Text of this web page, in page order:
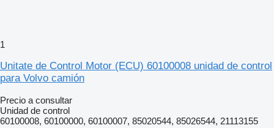
1
Unitate de Control Motor (ECU) 60100008 unidad de control
para Volvo camión
Precio a consultar
Unidad de control
60100008, 60100000, 60100007, 85020544, 85026544, 21113155